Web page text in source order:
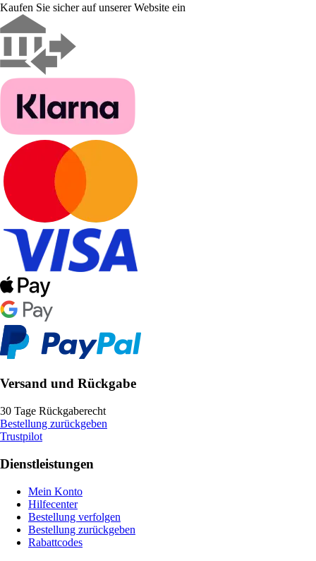
Kaufen Sie sicher auf unserer Website ein
Versand und Rückgabe
30 Tage Rückgaberecht
Bestellung zurückgeben
Trustpilot
Dienstleistungen
Mein Konto
Hilfecenter
Bestellung verfolgen
Bestellung zurückgeben
Rabattcodes